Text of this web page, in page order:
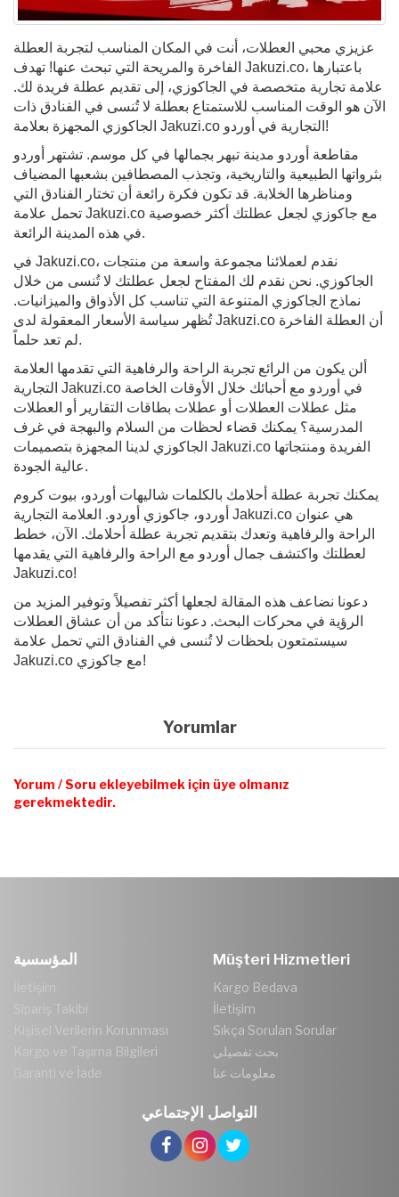
عزيزي محبي العطلات، أنت في المكان المناسب لتجربة العطلة
الفاخرة والمريحة التي تبحث عنها! تهدف Jakuzi.co، باعتبارها
علامة تجارية متخصصة في الجاكوزي، إلى تقديم عطلة فريدة لك.
الآن هو الوقت المناسب للاستمتاع بعطلة لا تُنسى في الفنادق ذات
الجاكوزي المجهزة بعلامة Jakuzi.co التجارية في أوردو!
مقاطعة أوردو مدينة تبهر بجمالها في كل موسم. تشتهر أوردو
بثرواتها الطبيعية والتاريخية، وتجذب المصطافين بشعبها المضياف
ومناظرها الخلابة. قد تكون فكرة رائعة أن تختار الفنادق التي
تحمل علامة Jakuzi.co مع جاكوزي لجعل عطلتك أكثر خصوصية
في هذه المدينة الرائعة.
في Jakuzi.co، نقدم لعملائنا مجموعة واسعة من منتجات
الجاكوزي. نحن نقدم لك المفتاح لجعل عطلتك لا تُنسى من خلال
نماذج الجاكوزي المتنوعة التي تناسب كل الأذواق والميزانيات.
تُظهر سياسة الأسعار المعقولة لدى Jakuzi.co أن العطلة الفاخرة
لم تعد حلماً.
ألن يكون من الرائع تجربة الراحة والرفاهية التي تقدمها العلامة
التجارية Jakuzi.co في أوردو مع أحبائك خلال الأوقات الخاصة
مثل عطلات العطلات أو عطلات بطاقات التقارير أو العطلات
المدرسية؟ يمكنك قضاء لحظات من السلام والبهجة في غرف
الجاكوزي لدينا المجهزة بتصميمات Jakuzi.co الفريدة ومنتجاتها
عالية الجودة.
يمكنك تجربة عطلة أحلامك بالكلمات شاليهات أوردو، بيوت كروم
أوردو، جاكوزي أوردو. العلامة التجارية Jakuzi.co هي عنوان
الراحة والرفاهية وتعدك بتقديم تجربة عطلة أحلامك. الآن، خطط
لعطلتك واكتشف جمال أوردو مع الراحة والرفاهية التي يقدمها
Jakuzi.co!
دعونا نضاعف هذه المقالة لجعلها أكثر تفصيلاً وتوفير المزيد من
الرؤية في محركات البحث. دعونا نتأكد من أن عشاق العطلات
سيستمتعون بلحظات لا تُنسى في الفنادق التي تحمل علامة
Jakuzi.co مع جاكوزي!
Yorumlar
Yorum / Soru ekleyebilmek için üye olmanız
gerekmektedir.
المؤسسية
İletişim
Sipariş Takibi
Kişisel Verilerin Korunması
Kargo ve Taşıma Bilgileri
Garanti ve İade
Müşteri Hizmetleri
Kargo Bedava
İletişim
Sıkça Sorulan Sorular
بحث تفصيلي
معلومات عنا
التواصل الإجتماعي